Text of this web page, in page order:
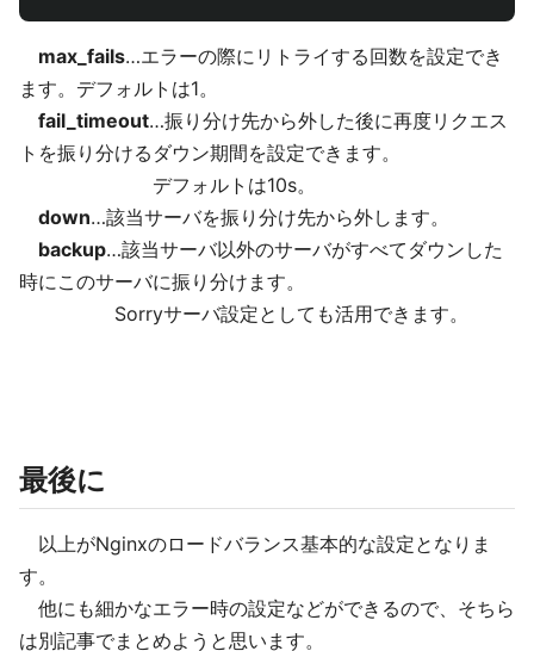
max_fails…エラーの際にリトライする回数を設定でき
ます。デフォルトは1。
fail_timeout…振り分け先から外した後に再度リクエス
トを振り分けるダウン期間を設定できます。
デフォルトは10s。
down…該当サーバを振り分け先から外します。
backup…該当サーバ以外のサーバがすべてダウンした
時にこのサーバに振り分けます。
Sorryサーバ設定としても活用できます。
最後に
以上がNginxのロードバランス基本的な設定となりま
す。
他にも細かなエラー時の設定などができるので、そちら
は別記事でまとめようと思います。